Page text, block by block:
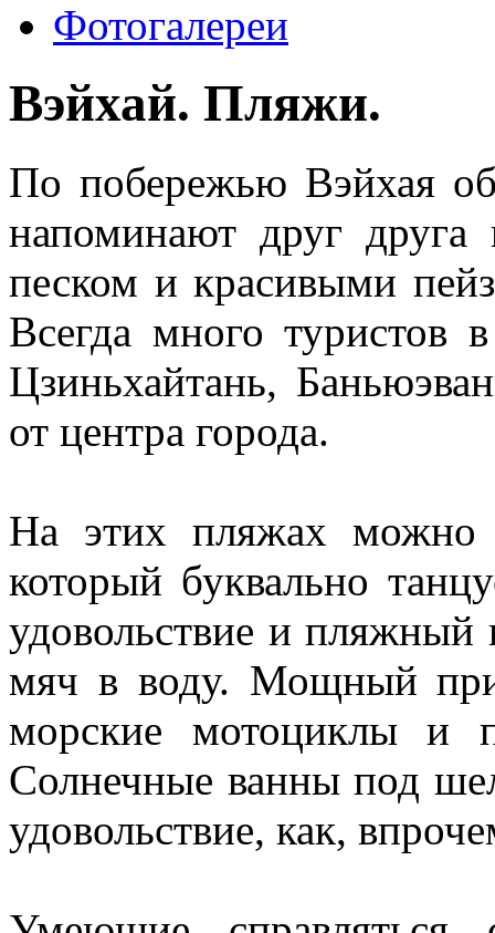
Фотогалереи
Вэйхай. Пляжи.
По побережью Вэйхая
напоминают друг друга
песком и красивыми
Всегда много туристов
Цзиньхайтань,
от центра города.
На этих пляжах можно
который буквально
удовольствие и пляжный
мяч в воду. Мощный
морские мотоциклы и
Солнечные ванны под
удовольствие, как,